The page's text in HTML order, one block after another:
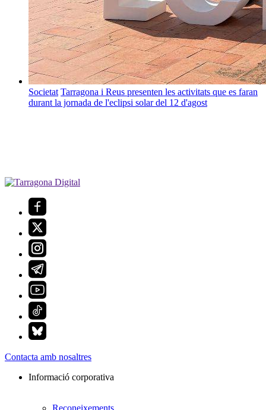
Societat Tarragona i Reus presenten les activitats que es faran
durant la jornada de l'eclipsi solar del 12 d'agost
Contacta amb nosaltres
Informació corporativa
Reconeixements